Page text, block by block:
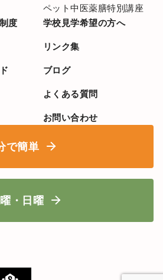
ペット中医薬膳特別講座
度
学校見学希望の方へ
リンク集
ブログ
よくある質問
お問い合わせ
で簡単
・日曜